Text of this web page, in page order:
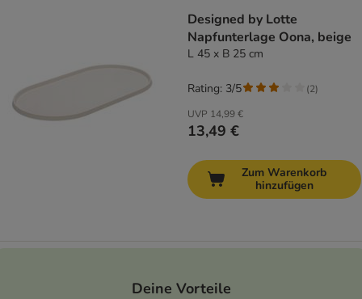
Designed by Lotte
Napfunterlage Oona, beige
L 45 x B 25 cm
UVP 14,99 €
13,49 €
Rating: 3/5 (2)
Zum Warenkorb
hinzufügen
Deine Vorteile